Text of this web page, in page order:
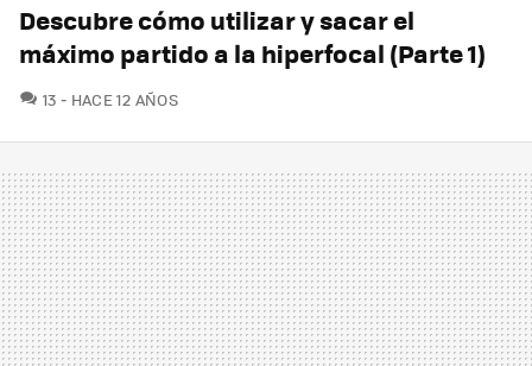
Descubre cómo utilizar y sacar el
máximo partido a la hiperfocal (Parte 1)
13 COMENTARIOS
HACE 12 AÑOS